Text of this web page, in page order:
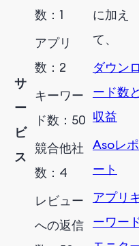
サ
ー
ビ
ス
数：1
アプリ
数：2
キーワー
ド数：50
競合他社
数：4
レビュー
への返信
に加え
て、
ダウンロ
ード数と
収益
Asoレポ
ート
アプリ
ーワー